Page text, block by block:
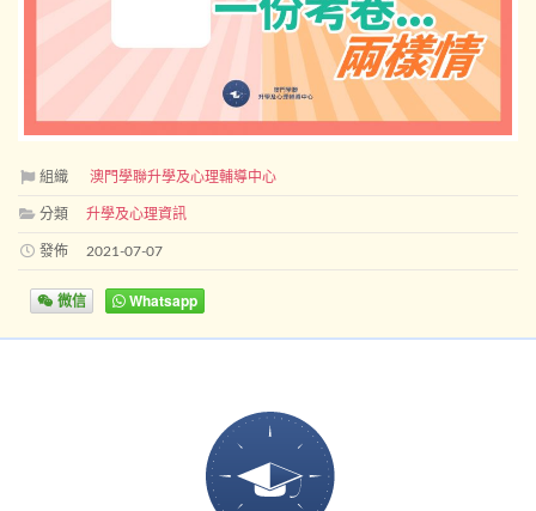
組織 澳門學聯升學及心理輔導中心
分類 升學及心理資訊
發佈 2021-07-07
微信 Whatsapp